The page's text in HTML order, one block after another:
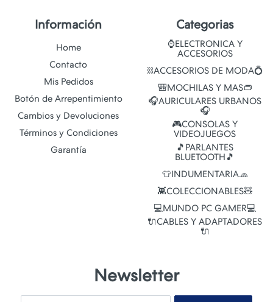
Información
Home
Contacto
Mis Pedidos
Botón de Arrepentimiento
Cambios y Devoluciones
Términos y Condiciones
Garantía
Categorias
⌚ELECTRONICA Y
ACCESORIOS
⛓️ACCESORIOS DE MODA💍
🎒MOCHILAS Y MAS👝
🎧AURICULARES URBANOS
🎧
🎮CONSOLAS Y
VIDEOJUEGOS
🎵PARLANTES
BLUETOOTH🎵
👕INDUMENTARIA🧢
👾COLECCIONABLES🧸
💻MUNDO PC GAMER💻
🔌CABLES Y ADAPTADORES
🔌
Newsletter